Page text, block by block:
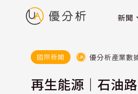
新聞
國際新聞 優分析產業數
再生能源｜石油